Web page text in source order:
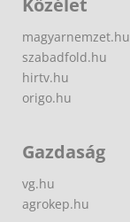
magyarnemzet.hu
szabadfold.hu
hirtv.hu
origo.hu
Gazdaság
vg.hu
agrokep.hu